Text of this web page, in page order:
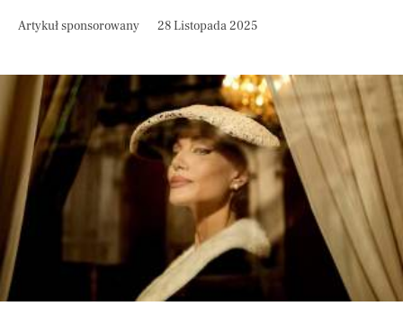
Artykuł sponsorowany 28 Listopada 2025